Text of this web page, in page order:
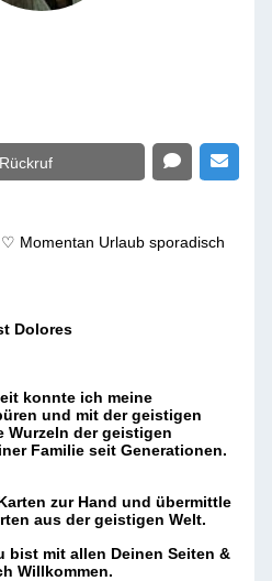
Momentan Urlaub sporadisch
Dolores
konnte ich meine
und mit der geistigen
Wurzeln der geistigen
Familie seit Generationen.
zur Hand und übermittle
aus der geistigen Welt.
bist mit allen Deinen Seiten &
Willkommen.